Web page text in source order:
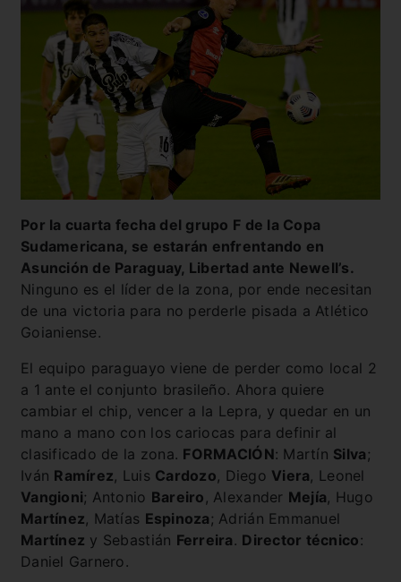
Por la cuarta fecha del grupo F de la Copa
Sudamericana, se estarán enfrentando en
Asunción de Paraguay, Libertad ante Newell’s.
Ninguno es el líder de la zona, por ende necesitan
de una victoria para no perderle pisada a Atlético
Goianiense.
El equipo paraguayo viene de perder como local 2
a 1 ante el conjunto brasileño. Ahora quiere
cambiar el chip, vencer a la Lepra, y quedar en un
mano a mano con los cariocas para definir al
clasificado de la zona. FORMACIÓN: Martín Silva ;
Iván Ramírez, Luis Cardozo, Diego Viera, Leonel
Vangioni; Antonio Bareiro , Alexander Mejía, Hugo
Martínez, Matías Espinoza ; Adrián Emmanuel
Martínez y Sebastián Ferreira . Director técnico:
Daniel Garnero.